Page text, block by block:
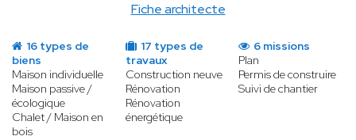
Fiche architecte
16 types de
biens
Maison individuelle
Maison passive /
écologique
Chalet / Maison en
bois
17 types de
travaux
Construction neuve
Rénovation
Rénovation
énergétique
6 missions
Plan
Permis de construire
Suivi de chantier